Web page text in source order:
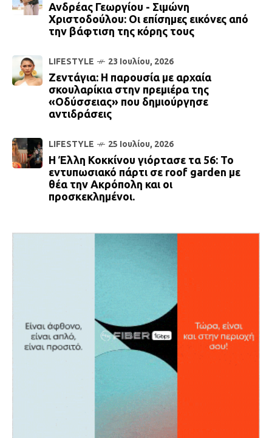
Ανδρέας Γεωργίου - Σιμώνη
Χριστοδούλου: Οι επίσημες εικόνες από
την βάφτιση της κόρης τους
LIFESTYLE 23 Ιουλίου, 2026
Ζεντάγια: Η παρουσία με αρχαία
σκουλαρίκια στην πρεμιέρα της
«Οδύσσειας» που δημιούργησε
αντιδράσεις
LIFESTYLE 25 Ιουλίου, 2026
Η Έλλη Κοκκίνου γιόρτασε τα 56: Το
εντυπωσιακό πάρτι σε roof garden με
θέα την Ακρόπολη και οι
προσκεκλημένοι.